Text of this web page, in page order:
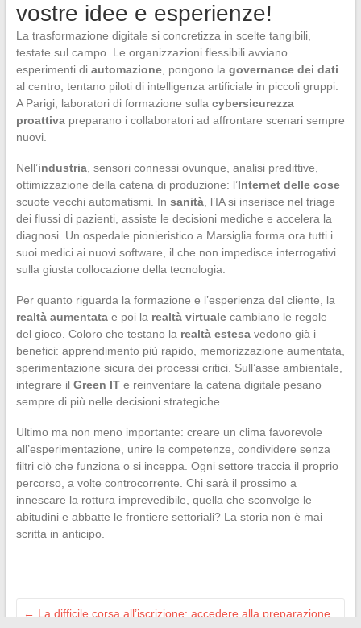
vostre idee e esperienze!
La trasformazione digitale si concretizza in scelte tangibili,
testate sul campo. Le organizzazioni flessibili avviano
esperimenti di automazione, pongono la governance dei dati
al centro, tentano piloti di intelligenza artificiale in piccoli gruppi.
A Parigi, laboratori di formazione sulla cybersicurezza
proattivapreparano i collaboratori ad affrontare scenari sempre
nuovi.
Nell’industria, sensori connessi ovunque, analisi predittive,
ottimizzazione della catena di produzione: l’Internet delle cose
scuote vecchi automatismi. In sanità, l’IA si inserisce nel triage
dei flussi di pazienti, assiste le decisioni mediche e accelera la
diagnosi. Un ospedale pionieristico a Marsiglia forma ora tutti i
suoi medici ai nuovi software, il che non impedisce interrogativi
sulla giusta collocazione della tecnologia.
Per quanto riguarda la formazione e l’esperienza del cliente, la
realtà aumentatae poi la realtà virtualecambiano le regole
del gioco. Coloro che testano la realtà estesavedono già i
benefici: apprendimento più rapido, memorizzazione aumentata,
sperimentazione sicura dei processi critici. Sull’asse ambientale,
integrare il Green ITe reinventare la catena digitale pesano
sempre di più nelle decisioni strategiche.
Ultimo ma non meno importante: creare un clima favorevole
all’esperimentazione, unire le competenze, condividere senza
filtri ciò che funziona o si inceppa. Ogni settore traccia il proprio
percorso, a volte controcorrente. Chi sarà il prossimo a
innescare la rottura imprevedibile, quella che sconvolge le
abitudini e abbatte le frontiere settoriali? La storia non è mai
scritta in anticipo.
← La difficile corsa all’iscrizione: accedere alla preparazione